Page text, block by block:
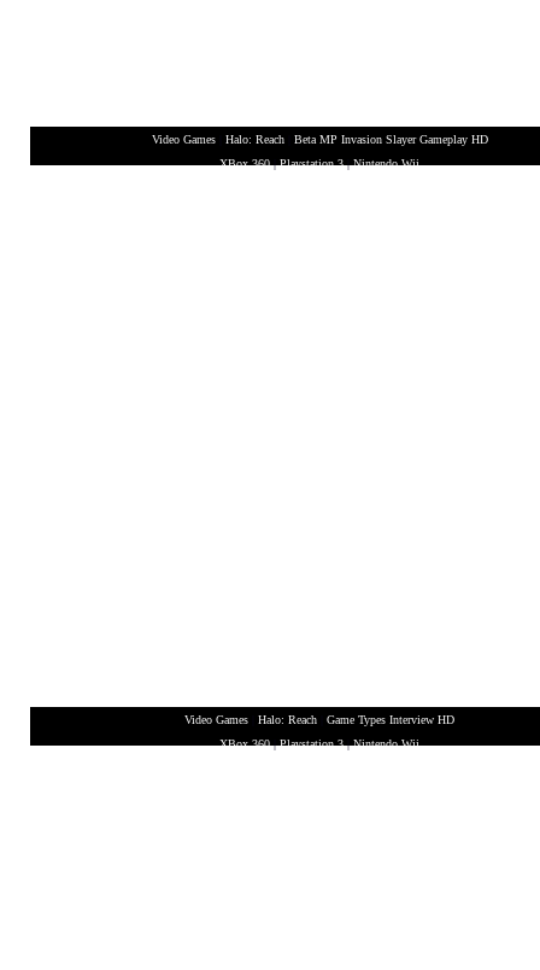
Video Games| Halo: Reach| Beta MP Invasion Slayer Gameplay HD
XBox 360|Playstation 3|Nintendo Wii
Video Games Halo: Reach
Game Types Interview HD
XBox 360|Playstation 3|Nintendo Wii